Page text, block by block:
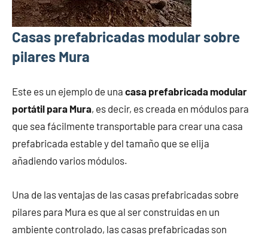
Casas prefabricadas modular sobre
pilares Mura
Este es un ejemplo de una casa prefabricada modular
portátil para Mura, es decir, es creada en módulos para
que sea fácilmente transportable para crear una casa
prefabricada estable y del tamaño que se elija
añadiendo varios módulos.
Una de las ventajas de las casas prefabricadas sobre
pilares para Mura es que al ser construidas en un
ambiente controlado, las casas prefabricadas son